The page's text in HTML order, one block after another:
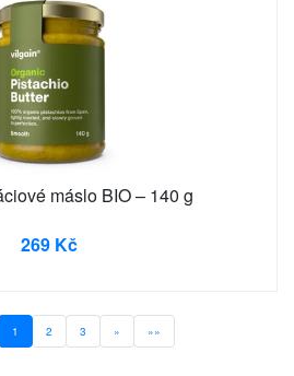
máslo BIO – 140 g
269 Kč
1 2 3 » »»